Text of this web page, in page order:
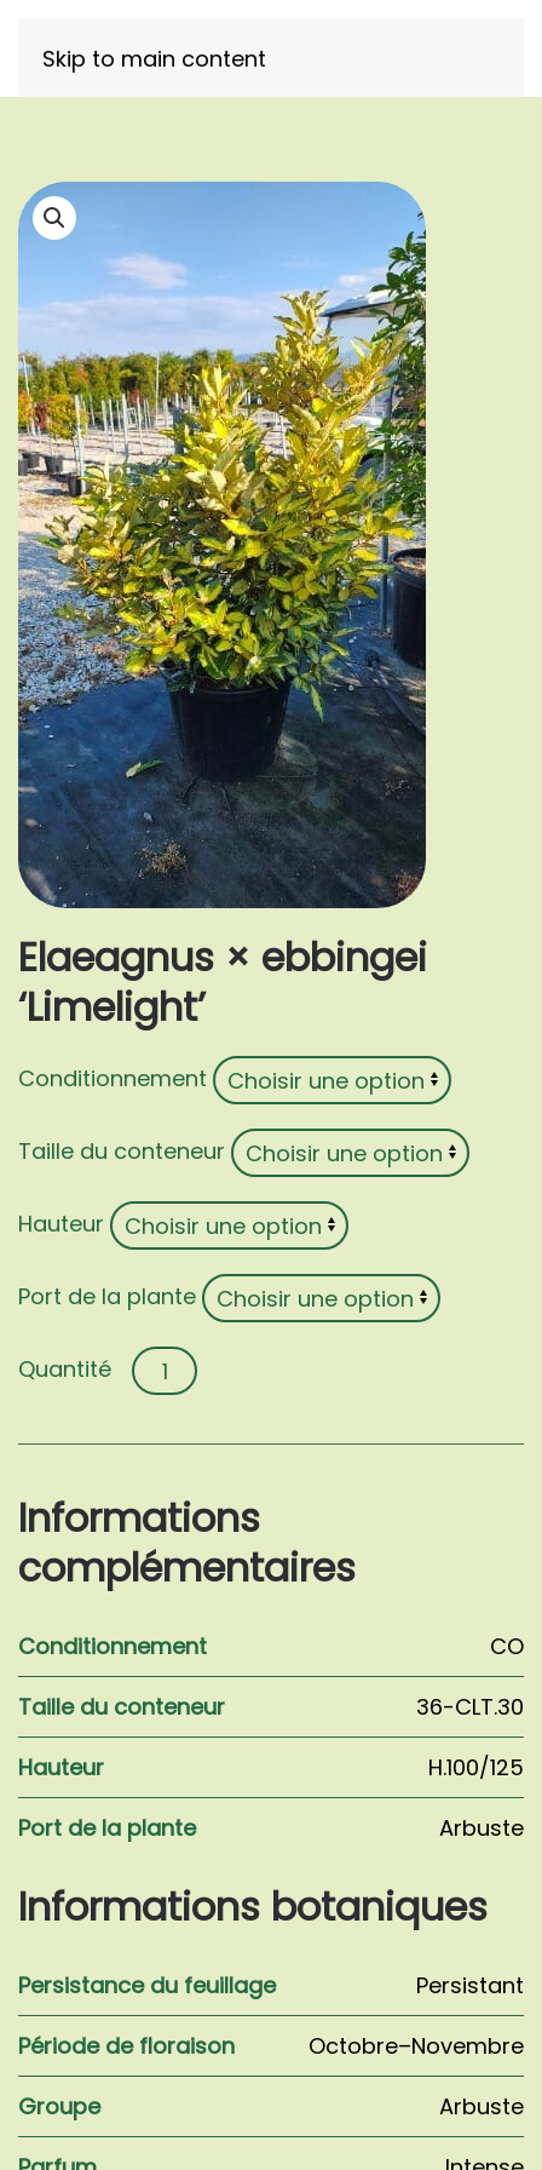
Skip to main content
Elaeagnus × ebbingei
‘Limelight’
Conditionnement
Taille du conteneur
Hauteur
Port de la plante
quantité
de
ebbingei
'Limelight'
Informations
complémentaires
Conditionnement
CO
Taille du conteneur
36-CLT.30
Hauteur
H.100/125
Port de la plante
Arbuste
Informations botaniques
Persistance du feuillage
Persistant
Période de floraison
Octobre–Novembre
Groupe
Arbuste